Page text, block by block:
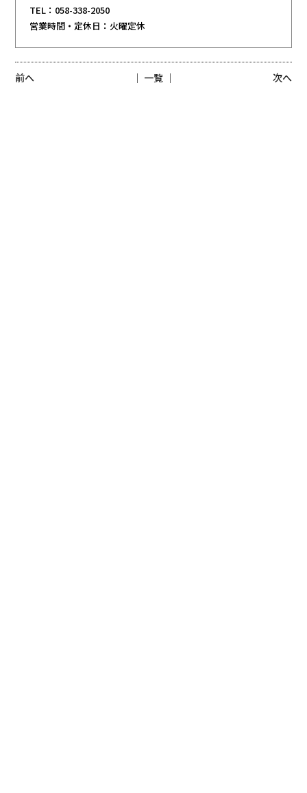
TEL：058-338-2050
営業時間・定休日：火曜定休
前へ 次へ
│ 一覧 │